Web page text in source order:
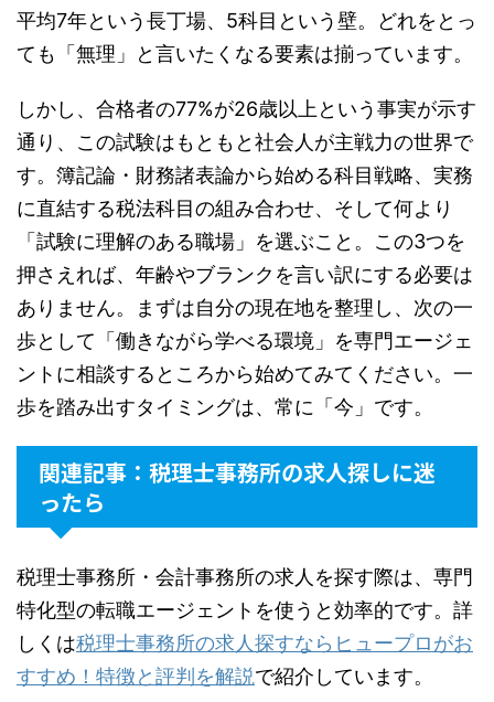
平均7年という長丁場、5科目という壁。どれをとっ
ても「無理」と言いたくなる要素は揃っています。
しかし、合格者の77%が26歳以上という事実が示す
通り、この試験はもともと社会人が主戦力の世界で
す。簿記論・財務諸表論から始める科目戦略、実務
に直結する税法科目の組み合わせ、そして何より
「試験に理解のある職場」を選ぶこと。この3つを
押さえれば、年齢やブランクを言い訳にする必要は
ありません。まずは自分の現在地を整理し、次の一
歩として「働きながら学べる環境」を専門エージェ
ントに相談するところから始めてみてください。一
歩を踏み出すタイミングは、常に「今」です。
関連記事：税理士事務所の求人探しに迷
ったら
税理士事務所・会計事務所の求人を探す際は、専門
特化型の転職エージェントを使うと効率的です。詳
しくは税理士事務所の求人探すならヒュープロがお
すすめ！特徴と評判を解説で紹介しています。